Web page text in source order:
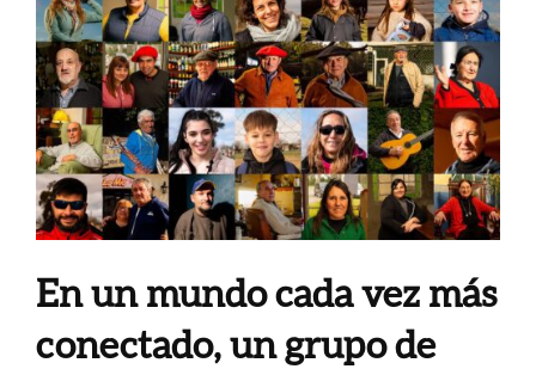
En un mundo cada vez más
conectado, un grupo de